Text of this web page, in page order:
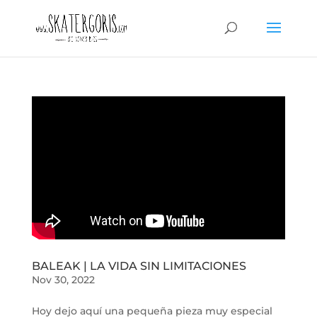
BALEAK | LA VIDA SIN LIMITACIONES
Nov 30, 2022
Hoy dejo aquí una pequeña pieza muy especial